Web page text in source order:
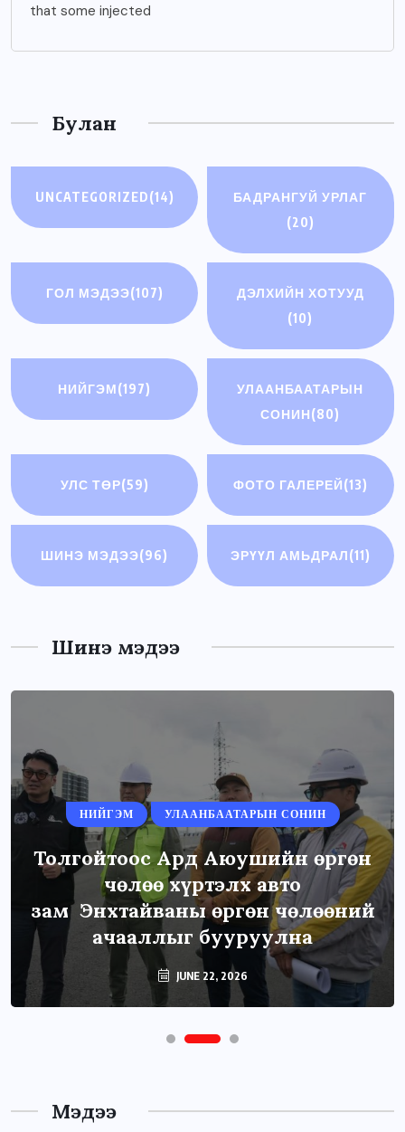
that some injected
Булан
UNCATEGORIZED(14)
БАДРАНГУЙ УРЛАГ
(20)
ГОЛ МЭДЭЭ(107)
ДЭЛХИЙН ХОТУУД
(10)
НИЙГЭМ(197)
УЛААНБААТАРЫН
СОНИН(80)
УЛС ТӨР(59) ФОТО ГАЛЕРЕЙ(13)
ШИНЭ МЭДЭЭ(96) ЭРҮҮЛ АМЬДРАЛ(11)
Шинэ мэдээ
НИЙГЭМ УЛААНБААТАРЫН СОНИН
Толгойтоос Ард Аюушийн өргөн
чөлөө хүртэлх авто
зам Энхтайваны өргөн чөлөөний
ачааллыг бууруулна
JUNE 22, 2026
Мэдээ